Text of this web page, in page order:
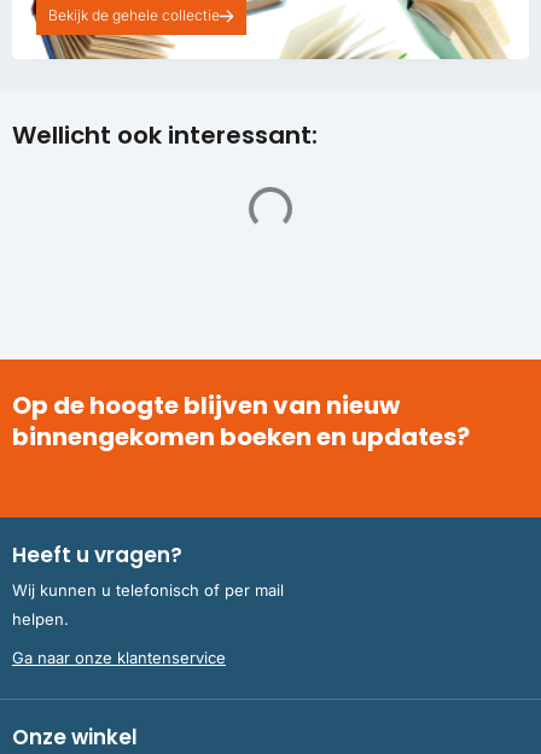
Bekijk de gehele collectie
Wellicht ook interessant:
Op de hoogte blijven van nieuw
binnengekomen boeken en updates?
Heeft u vragen?
Wij kunnen u telefonisch of per mail
helpen.
Ga naar onze klantenservice
Onze winkel